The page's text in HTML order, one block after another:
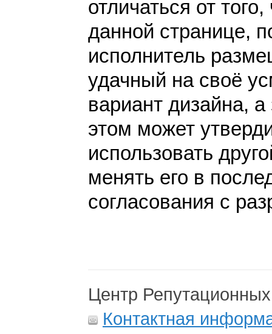
отличаться от
данной странице,
исполнитель
удачный на своё
вариант дизайна, а
этом может
использовать
менять его в
согласования с
Центр
Контактная